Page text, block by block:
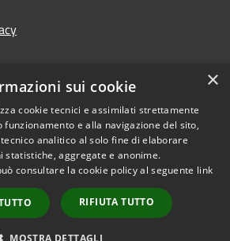
Copyright © 2026 • Comune di
Longarone • Powered by
Municipium•
Accesso
redazione
×
sui cookie
cookie tecnici e assimilati strettamente
funzionamento e alla navigazione del sito,
analitico al solo fine di elaborare
statistiche, aggregate e anonime.
consultare la cookie policy al seguente link
RIFIUTA TUTTO
MOSTRA DETTAGLI